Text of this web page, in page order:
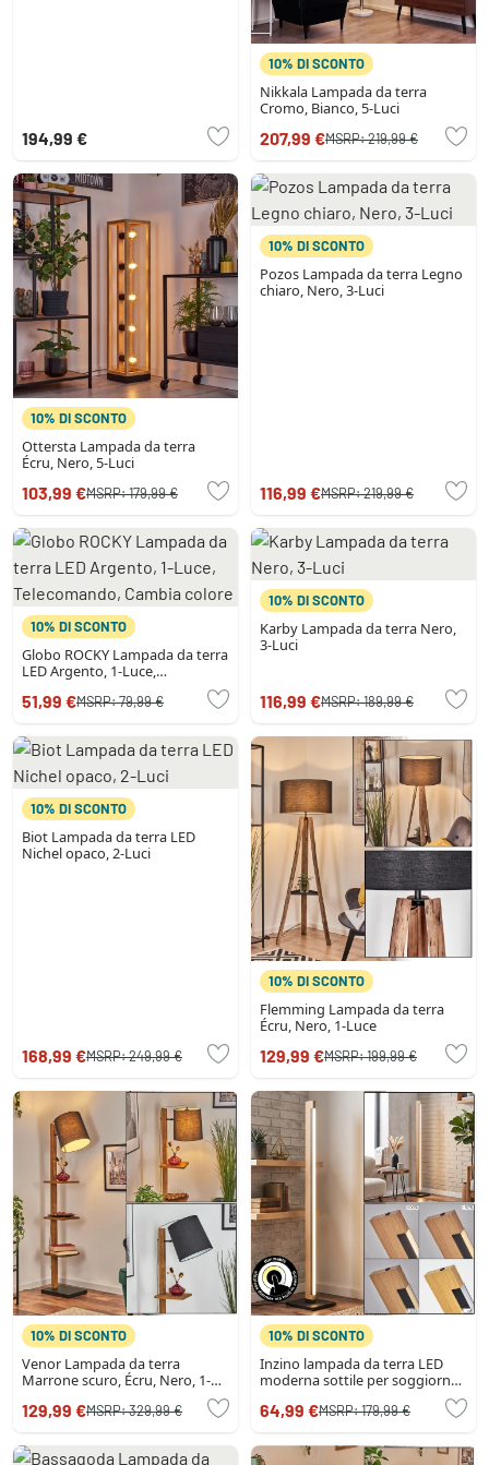
194,99 €
10% DI SCONTO
Nikkala Lampada da terra
Cromo, Bianco, 5-Luci
207,99 €MSRP:219,99 €
10% DI SCONTO
Ottersta Lampada da terra
Écru, Nero, 5-Luci
103,99 €MSRP:179,99 €
10% DI SCONTO
Pozos Lampada da terra Legno
chiaro, Nero, 3-Luci
116,99 €MSRP:219,99 €
10% DI SCONTO
Globo ROCKY Lampada da terra
LED Argento, 1-Luce,
Telecomando, Cambia colore
51,99 €MSRP:79,99 €
10% DI SCONTO
Karby Lampada da terra Nero,
3-Luci
116,99 €MSRP:189,99 €
10% DI SCONTO
Biot Lampada da terra LED
Nichel opaco, 2-Luci
168,99 €MSRP:249,99 €
10% DI SCONTO
Flemming Lampada da terra
Écru, Nero, 1-Luce
129,99 €MSRP:199,99 €
10% DI SCONTO
Venor Lampada da terra
Marrone scuro, Écru, Nero, 1-
129,99 €MSRP:329,99 €
10% DI SCONTO
Inzino lampada da terra LED
moderna sottile per soggiorno,
64,99 €MSRP:179,99 €